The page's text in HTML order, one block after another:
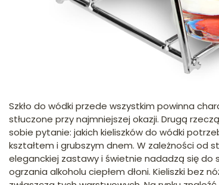
Szkło do wódki przede wszystkim powinna
stłuczone przy najmniejszej okazji. Drugą
sobie pytanie: jakich kieliszków do wódki
kształtem i grubszym dnem. W zależności od
eleganckiej zastawy i świetnie nadadzą się do
ogrzania alkoholu ciepłem dłoni. Kieliszki bez